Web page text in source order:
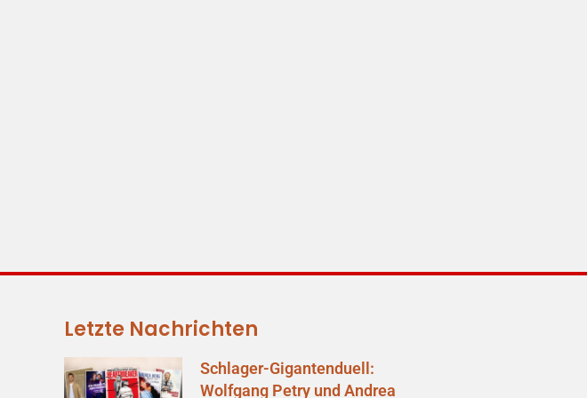
Letzte Nachrichten
Schlager-Gigantenduell:
Wolfgang Petry und Andrea